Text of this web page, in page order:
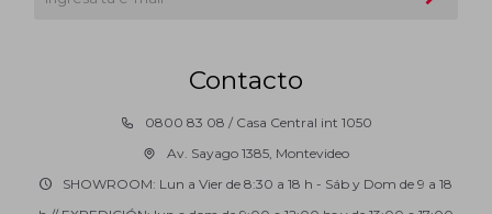
Contacto
0800 83 08 / Casa Central int 1050
Av. Sayago 1385, Montevideo
SHOWROOM: Lun a Vier de 8:30 a 18 h - Sáb y Dom de 9 a 18